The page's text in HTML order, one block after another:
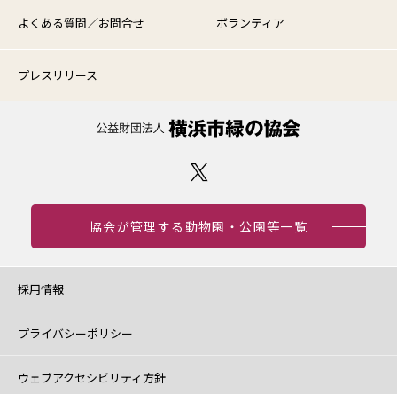
よくある質問／お問合せ ボランティア
プレスリリース
協会が管理する動物園・公園等一覧
採用情報
プライバシーポリシー
ウェブアクセシビリティ方針